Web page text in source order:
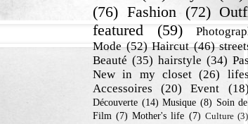
(76) Fashion (72)
featured
(59)
Mode (52) Haircut (46)
Beauté (35) hairstyle (34)
New in my closet (26)
Accessoires
(20) Event (18)
Découverte (14) Musique (8) Soin
Film (7) Mother's life (7) Culture (3)